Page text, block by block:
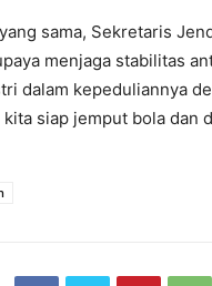
sama, Sekretaris
menjaga stabilitas
dalam kepeduliannya
siap jemput bola dan